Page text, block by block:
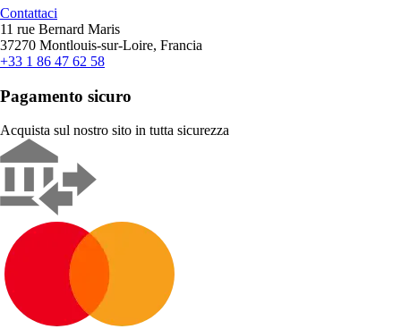
Contattaci
11 rue Bernard Maris
37270 Montlouis-sur-Loire, Francia
+33 1 86 47 62 58
Pagamento sicuro
Acquista sul nostro sito in tutta sicurezza